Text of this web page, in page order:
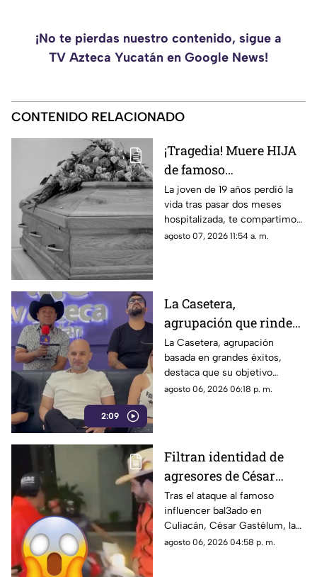
¡No te pierdas nuestro contenido, sigue a
TV Azteca Yucatán en Google News!
CONTENIDO RELACIONADO
¡Tragedia! Muere HIJA
de famoso
COMEDIANTE
mexicano a los 19 años
en su vivienda; esto se
sabe
La joven de 19 años perdió la
vida tras pasar dos meses
hospitalizada, te compartimos
lo que se sabe de su muerte.
agosto 07, 2026 11:54 a. m.
2:09
La Casetera,
agrupación que rinde
homenaje a los mejores
éxitos
La Casetera, agrupación
basada en grandes éxitos,
destaca que su objetivo
principal es que el público
agosto 06, 2026 06:18 p. m.
Filtran identidad de
agresores de César
Gastélum, influencer
bal3ado a sangre fría
con TIRO de GRACIA
Tras el ataque al famoso
influencer bal3ado en
Culiacán, César Gastélum, la
identidad de los presuntos
agosto 06, 2026 04:58 p. m.